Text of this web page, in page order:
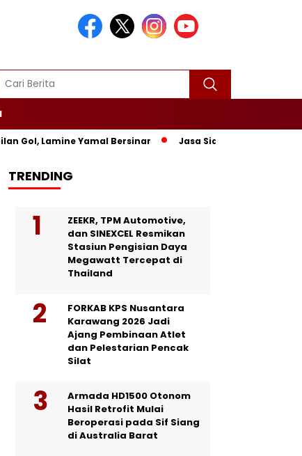
Lamine Yamal Bersinar Jasa Siaran Pers Persriliscom
TRENDING
ZEEKR, TPM Automotive,
dan SINEXCEL Resmikan
Stasiun Pengisian Daya
Megawatt Tercepat di
Thailand
FORKAB KPS Nusantara
Karawang 2026 Jadi
Ajang Pembinaan Atlet
dan Pelestarian Pencak
Silat
Armada HD1500 Otonom
Hasil Retrofit Mulai
Beroperasi pada Sif Siang
di Australia Barat